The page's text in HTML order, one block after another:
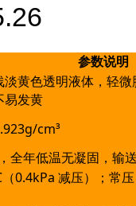
参数说明
淡黄色透明液体，轻
易发黄
cm³
全年低温无凝固，输
0.4kPa 减压）；常